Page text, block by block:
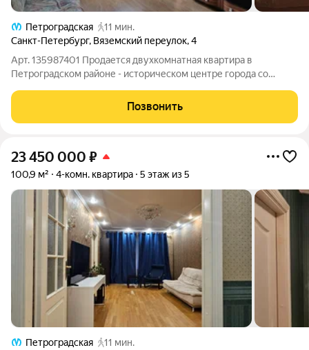
Петроградская
11 мин.
Санкт-Петербург, Вяземский переулок,4
Арт. 135987401 Продается двухкомнатная квартира в
Петроградском районе - историческом центре города со
станции метро: Петроградская, Чкаловская, Чёрная речка;
школы, детские сады, поликлиника,
Позвонить
23 450 000 ₽
100,9 м² 4-комн. квартира 5 этаж из 5
Петроградская
11 мин.